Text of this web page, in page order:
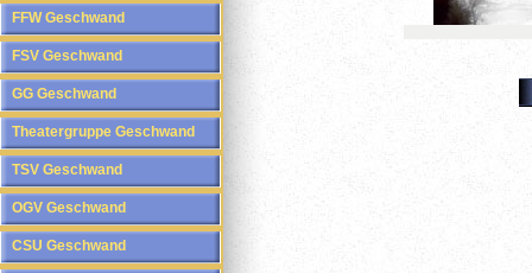
FFW Geschwand
FSV Geschwand
GG Geschwand
Theatergruppe Geschwand
TSV Geschwand
OGV Geschwand
CSU Geschwand